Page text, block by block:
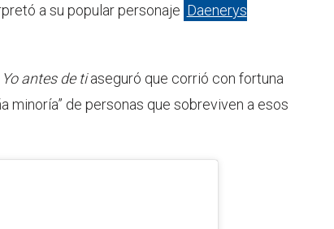
a su popular personaje Daenerys
Yo antes de tiaseguró que corrió con fortuna
minoría” de personas que sobreviven a esos